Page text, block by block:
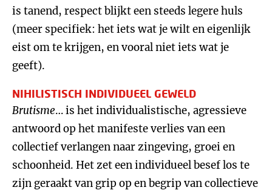
is tanend, respect blijkt een steeds legere huls
(meer specifiek: het iets wat je wilt en eigenlijk
eist om te krijgen, en vooral niet iets wat je
geeft).
NIHILISTISCH INDIVIDUEEL GEWELD
Brutisme… is het individualistische, agressieve
antwoord op het manifeste verlies van een
collectief verlangen naar zingeving, groei en
schoonheid. Het zet een individueel besef los te
zijn geraakt van grip op en begrip van collectieve